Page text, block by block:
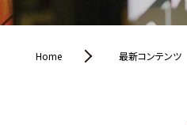
Home 最新コンテンツ